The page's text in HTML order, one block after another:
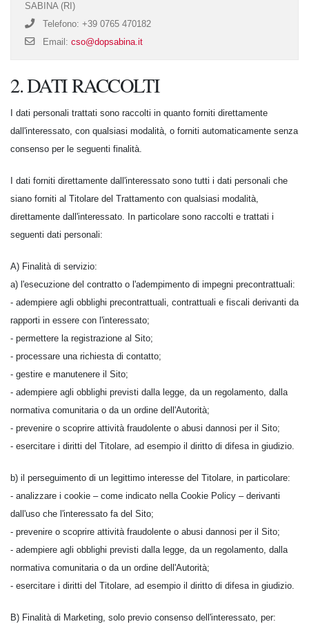
SABINA (RI)
Telefono: +39 0765 470182
Email: cso@dopsabina.it
2. DATI RACCOLTI
I dati personali trattati sono raccolti in quanto forniti direttamente
dall'interessato, con qualsiasi modalità, o forniti automaticamente senza
consenso per le seguenti finalità.
I dati forniti direttamente dall'interessato sono tutti i dati personali che
siano forniti al Titolare del Trattamento con qualsiasi modalità,
direttamente dall'interessato. In particolare sono raccolti e trattati i
seguenti dati personali:
A) Finalità di servizio:
a) l'esecuzione del contratto o l'adempimento di impegni precontrattuali:
- adempiere agli obblighi precontrattuali, contrattuali e fiscali derivanti da
rapporti in essere con l'interessato;
- permettere la registrazione al Sito;
- processare una richiesta di contatto;
- gestire e manutenere il Sito;
- adempiere agli obblighi previsti dalla legge, da un regolamento, dalla
normativa comunitaria o da un ordine dell'Autorità;
- prevenire o scoprire attività fraudolente o abusi dannosi per il Sito;
- esercitare i diritti del Titolare, ad esempio il diritto di difesa in giudizio.
b) il perseguimento di un legittimo interesse del Titolare, in particolare:
- analizzare i cookie – come indicato nella Cookie Policy – derivanti
dall'uso che l'interessato fa del Sito;
- prevenire o scoprire attività fraudolente o abusi dannosi per il Sito;
- adempiere agli obblighi previsti dalla legge, da un regolamento, dalla
normativa comunitaria o da un ordine dell'Autorità;
- esercitare i diritti del Titolare, ad esempio il diritto di difesa in giudizio.
B) Finalità di Marketing, solo previo consenso dell'interessato, per: